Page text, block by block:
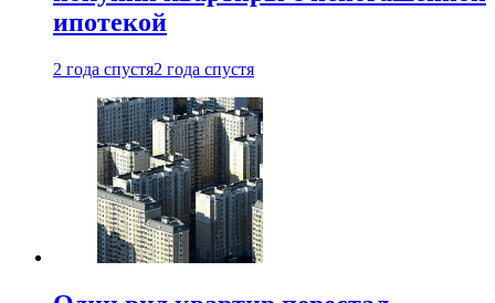
ипотекой
2 года спустя2 года спустя